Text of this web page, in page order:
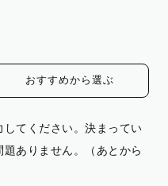
おすすめから選ぶ
てください。決まってい
ありません。（あとから